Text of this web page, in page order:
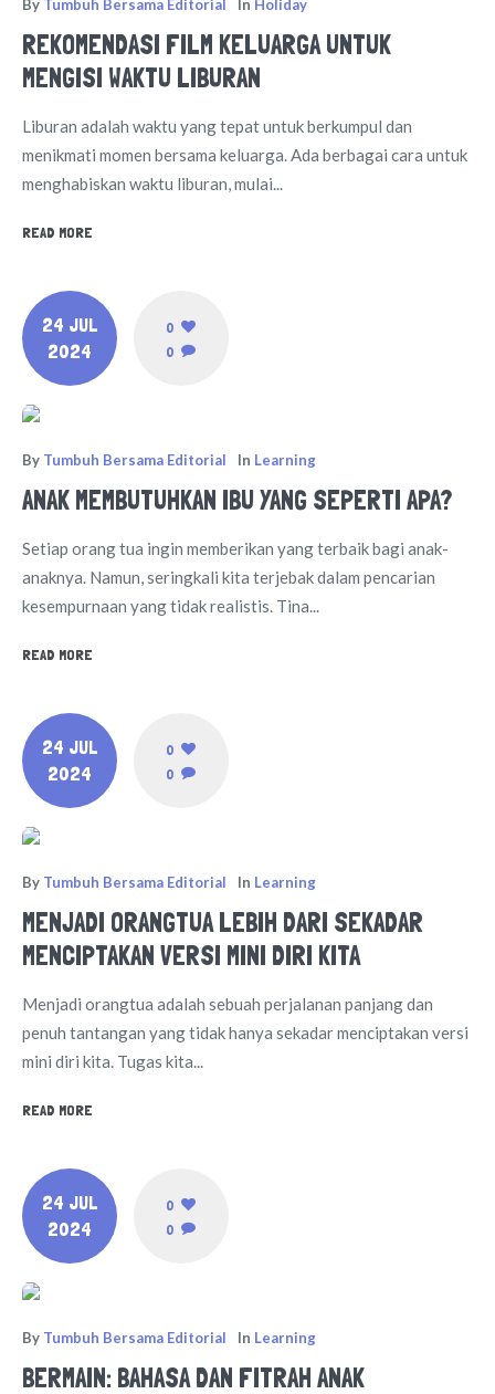
By Tumbuh Bersama Editorial In Holiday
REKOMENDASI FILM KELUARGA UNTUK
MENGISI WAKTU LIBURAN
Liburan adalah waktu yang tepat untuk berkumpul dan
menikmati momen bersama keluarga. Ada berbagai cara untuk
menghabiskan waktu liburan, mulai...
READ MORE
24 JUL
2024
0
0
By Tumbuh Bersama Editorial In Learning
ANAK MEMBUTUHKAN IBU YANG SEPERTI APA?
Setiap orang tua ingin memberikan yang terbaik bagi anak-
anaknya. Namun, seringkali kita terjebak dalam pencarian
kesempurnaan yang tidak realistis. Tina...
READ MORE
24 JUL
2024
0
0
By Tumbuh Bersama Editorial In Learning
MENJADI ORANGTUA LEBIH DARI SEKADAR
MENCIPTAKAN VERSI MINI DIRI KITA
Menjadi orangtua adalah sebuah perjalanan panjang dan
penuh tantangan yang tidak hanya sekadar menciptakan versi
mini diri kita. Tugas kita...
READ MORE
24 JUL
2024
0
0
By Tumbuh Bersama Editorial In Learning
BERMAIN: BAHASA DAN FITRAH ANAK